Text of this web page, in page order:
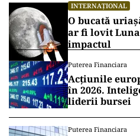
INTERNAȚIONAL
O bucată
ar fi lovit
impactul
Puterea Financiara
Acțiunile
în 2026.
liderii bursei
Puterea Financiara